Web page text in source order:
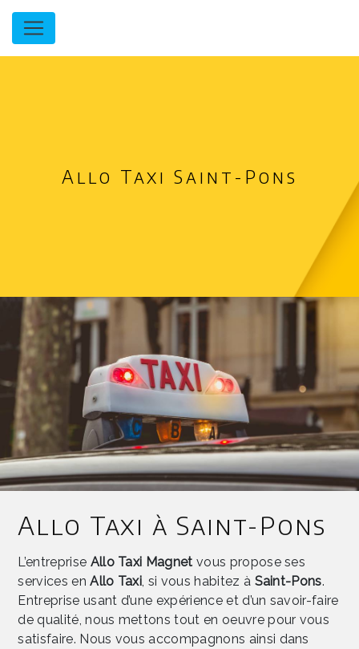
Panneau de gestion des cookies
Allo Taxi Saint-Pons
Allo Taxi à Saint-Pons
L’entreprise Allo Taxi Magnet vous propose ses
services enAllo Taxi , si vous habitez à Saint-Pons.
Entreprise usant d’une expérience et d’un savoir-faire
de qualité, nous mettons tout en oeuvre pour vous
satisfaire. Nous vous accompagnons ainsi dans